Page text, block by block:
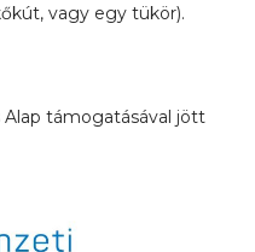
vagy egy tükör).
támogatásával jött